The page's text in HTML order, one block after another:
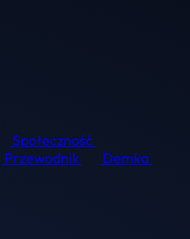
Społeczność
Przewodnik
Demka